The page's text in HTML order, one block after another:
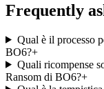
Frequently
Qual è il processo
BO6?+
Quali ricompense
Ransom di BO6?+